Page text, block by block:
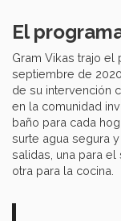
El
Gram Vikas trajo el
septiembre de
de su intervención
en la comunidad
baño para cada
surte agua segura
salidas, una para
otra para la cocina.